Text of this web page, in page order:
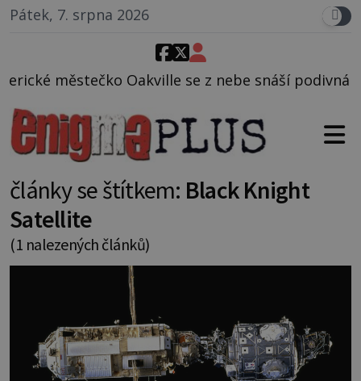
Pátek, 7. srpna 2026
se z nebe snáší podivná rosolovitá látka
články se štítkem: Black Knight
Satellite
(1 nalezených článků)